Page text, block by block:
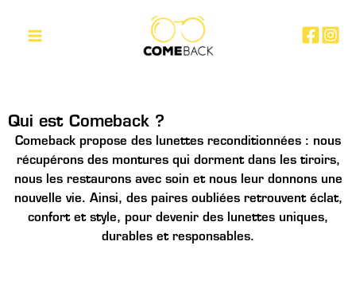
Qui est Comeback ?
Comeback propose des lunettes reconditionnées : nous
récupérons des montures qui dorment dans les tiroirs,
nous les restaurons avec soin et nous leur donnons une
nouvelle vie. Ainsi, des paires oubliées retrouvent éclat,
confort et style, pour devenir des lunettes uniques,
durables et responsables.